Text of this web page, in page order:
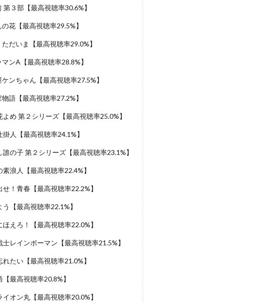
３部【最高視聴率30.6%】
花【最高視聴率29.5%】
だいま【最高視聴率29.0%】
ンA【最高視聴率28.8%】
ンちゃん【最高視聴率27.5%】
語【最高視聴率27.2%】
め 第２シリーズ【最高視聴率25.0%】
人【最高視聴率24.1%】
の子 第２シリーズ【最高視聴率23.1%】
浪人【最高視聴率22.4%】
！青春【最高視聴率22.2%】
【最高視聴率22.1%】
えろ！【最高視聴率22.0%】
レインボーマン【最高視聴率21.5%】
たい【最高視聴率21.0%】
最高視聴率20.8%】
オン丸【最高視聴率20.0%】